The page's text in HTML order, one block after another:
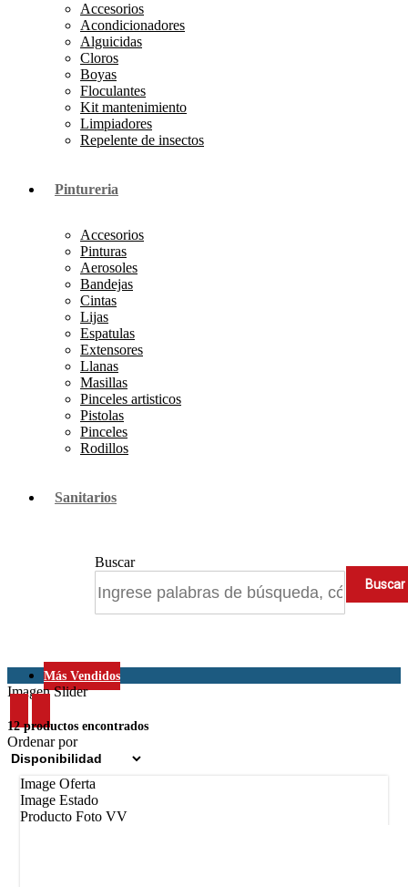
Accesorios
Acondicionadores
Alguicidas
Cloros
Boyas
Floculantes
Kit mantenimiento
Limpiadores
Repelente de insectos
Pintureria
Accesorios
Pinturas
Aerosoles
Bandejas
Cintas
Lijas
Espatulas
Extensores
Llanas
Masillas
Pinceles artisticos
Pistolas
Pinceles
Rodillos
Sanitarios
Buscar
Más Vendidos
Imagen Slider
12 productos encontrados
Ordenar por
Image Oferta
Image Estado
Producto Foto VV